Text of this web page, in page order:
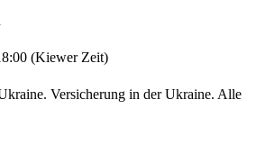
(Kiewer Zeit)
Versicherung in der Ukraine. Alle